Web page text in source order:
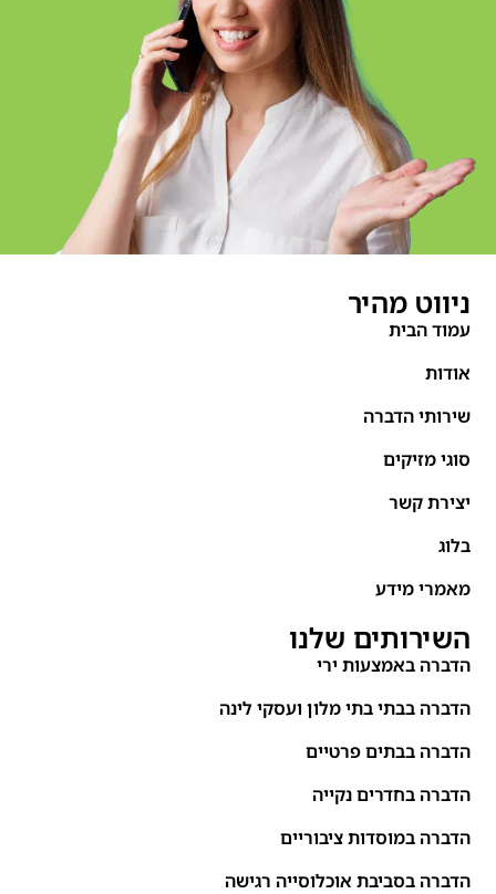
ניווט מהיר
עמוד הבית
אודות
שירותי הדברה
סוגי מזיקים
יצירת קשר
בלוג
מאמרי מידע
השירותים שלנו
הדברה באמצעות ירי
הדברה בבתי בתי מלון ועסקי לינה
הדברה בבתים פרטיים
הדברה בחדרים נקייה
הדברה במוסדות ציבוריים
הדברה בסביבת אוכלוסייה רגישה